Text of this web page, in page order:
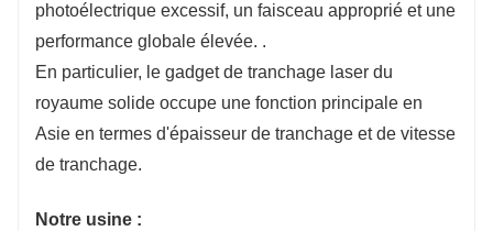
photoélectrique excessif, un faisceau approprié et une
performance globale élevée. .
En particulier, le gadget de tranchage laser du
royaume solide occupe une fonction principale en
Asie en termes d'épaisseur de tranchage et de vitesse
de tranchage.
Notre usine :